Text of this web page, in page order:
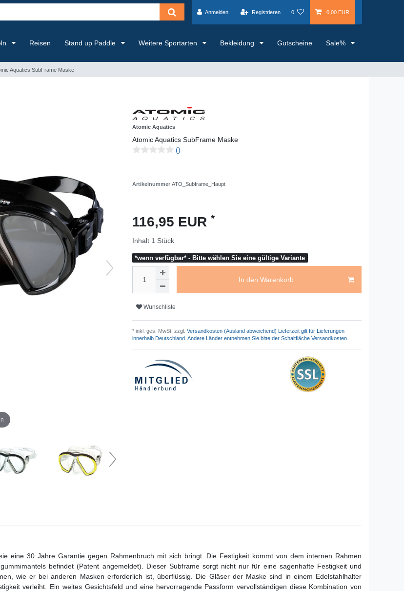
Anmelden Registrieren 0 0,00 EUR
Reisen Stand up Paddle Weitere Sportarten Bekleidung Gutscheine Sale%
Aquatics SubFrame Maske
Atomic Aquatics
Atomic Aquatics SubFrame Maske
()
Artikelnummer ATO_Subframe_Haupt
116,95 EUR *
Inhalt 1 Stück
*wenn verfügbar* - Bitte wählen Sie eine gültige Variante
In den Warenkorb
Wunschliste
* inkl. ges. MwSt. zzgl.
Versandkosten (Ausland abweichend) Lieferzeit gilt für Lieferungen
innerhalb Deutschland. Andere Länder entnehmen Sie bitte der Schaltfläche Versandkosten.
eine 30 Jahre Garantie gegen Rahmenbruch mit sich bringt. Die Festigkeit kommt von dem internen Rahmen
befindet (Patent angemeldet). Dieser Subframe sorgt nicht nur für eine sagenhafte Festigkeit und
wie er bei anderen Masken erforderlich ist, überflüssig. Die Gläser der Maske sind in einem Edelstahlhalter
verleiht. Ein weites Gesichtsfeld und eine hervorragende Passform vervollständigen diese Kombination von